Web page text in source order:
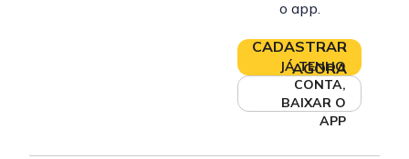
o app.
CADASTRAR
AGORA
JÁ TENHO
CONTA,
BAIXAR O
APP